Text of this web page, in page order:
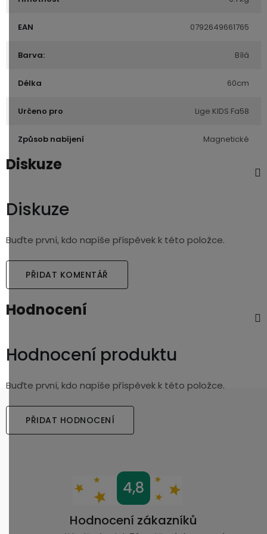
EAN 0792649661765
Barva: Bílá
Délka 60cm
Určeno pro Lige KIDS Fa58
Způsob nabíjení Magnetické
Diskuze
Diskuze
Buďte první, kdo napíše příspěvek k této položce.
PŘIDAT KOMENTÁŘ
Hodnocení
Hodnocení produktu
Buďte první, kdo napíše příspěvek k této položce.
PŘIDAT HODNOCENÍ
4,8
Hodnocení zákazníků